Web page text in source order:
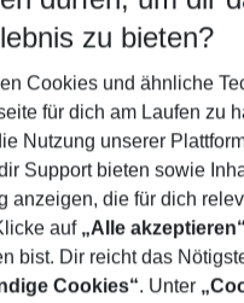
5-8 Nächte
Keine Kinder
Mehr Filter anzeigen
zu bieten?
Cookies und ähnliche
für dich am Laufen zu
Nutzung unserer
Support bieten sowie
anzeigen, die für dich
auf „Alle akzeptieren“
bist. Dir reicht das
Cookies“. Unter